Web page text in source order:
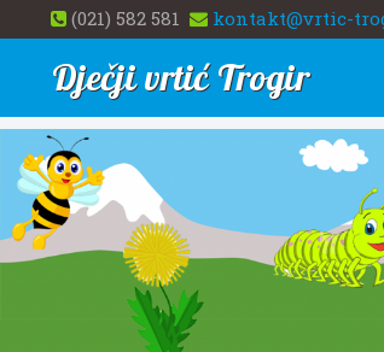
(021) 582 581 kontakt@vrtic-
Dječji vrtić Trogir